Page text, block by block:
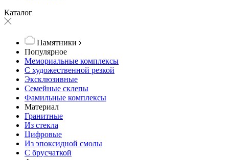
Каталог
Памятники
Популярное
Мемориальные комплексы
С художественной резкой
Эксклюзивные
Семейные склепы
Фамильные комплексы
Материал
Гранитные
Из стекла
Цифровые
Из эпоксидной смолы
С брусчаткой